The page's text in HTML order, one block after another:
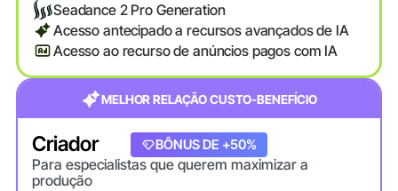
Seadance 2 Pro Generation
Acesso antecipado a recursos avançados de IA
Acesso ao recurso de anúncios pagos com IA
MELHOR RELAÇÃO CUSTO-BENEFÍCIO
Criador
Para especialistas que querem maximizar a
produção
+20% DE BÔNUS
BÔNUS DE +50%